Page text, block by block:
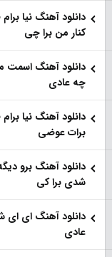
دانلود آهنگ نیا
کنار من برا چی
دانلود آهنگ اسمت
چه عادی
دانلود آهنگ نیا
برات عوضی
دانلود آهنگ برو
شدی برا کی
دانلود آهنگ ای
عادی